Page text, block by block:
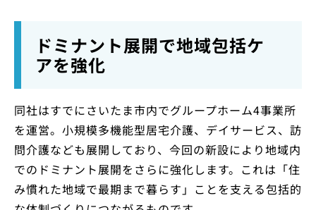
ドミナント展開で地域包括ケ
アを強化
同社はすでにさいたま市内でグループホーム4事業所
を運営。小規模多機能型居宅介護、デイサービス、訪
問介護なども展開しており、今回の新設により地域内
でのドミナント展開をさらに強化します。これは「住
み慣れた地域で最期まで暮らす」ことを支える包括的